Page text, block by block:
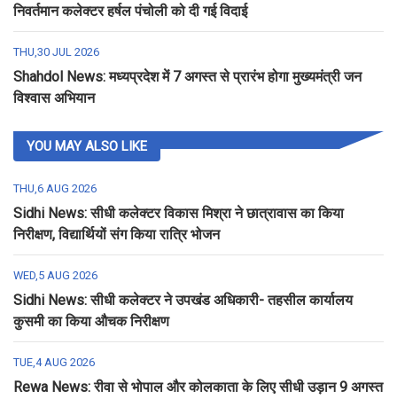
निवर्तमान कलेक्टर हर्षल पंचोली को दी गई विदाई
THU,30 JUL 2026
Shahdol News: मध्यप्रदेश में 7 अगस्त से प्रारंभ होगा मुख्यमंत्री जन
विश्वास अभियान
YOU MAY ALSO LIKE
THU,6 AUG 2026
Sidhi News: सीधी कलेक्टर विकास मिश्रा ने छात्रावास का किया
निरीक्षण, विद्यार्थियों संग किया रात्रि भोजन
WED,5 AUG 2026
Sidhi News: सीधी कलेक्टर ने उपखंड अधिकारी- तहसील कार्यालय
कुसमी का किया औचक निरीक्षण
TUE,4 AUG 2026
Rewa News: रीवा से भोपाल और कोलकाता के लिए सीधी उड़ान 9 अगस्त